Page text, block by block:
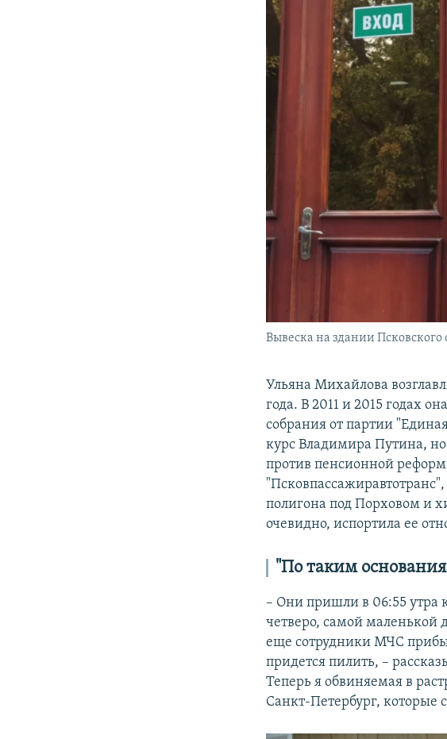
Вывеска на здании Псковского
Ульяна Михайлова
года. В 2011 и 2015 годах
собрания от партии
курс Владимира Путина,
против пенсионной
полигона под Порховом и
очевидно, испортила ее
"По таким
– Они пришли в 06:55 утра
четверо, самой маленькой
еще сотрудники МЧС
придется пилить, –
Теперь я обвиняемая в
Санкт-Петербург, которые